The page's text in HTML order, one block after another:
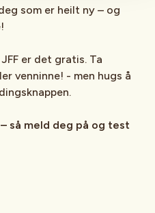
som er heilt ny – og
er det gratis. Ta
venninne! - men hugs å
så meld deg på og test